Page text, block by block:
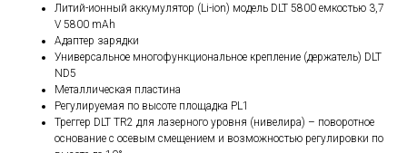
Литий-ионный аккумулятор (Li-ion) модель DLT 5800 емкостью 3,7
V 5800 mAh
Адаптер зарядки
Универсальное многофункциональное крепление (держатель) DLT
ND5
Металлическая пластина
Регулируемая по высоте площадка PL1
Треггер DLT TR2 для лазерного уровня (нивелира) – поворотное
основание с осевым смещением и возможностью регулировки по